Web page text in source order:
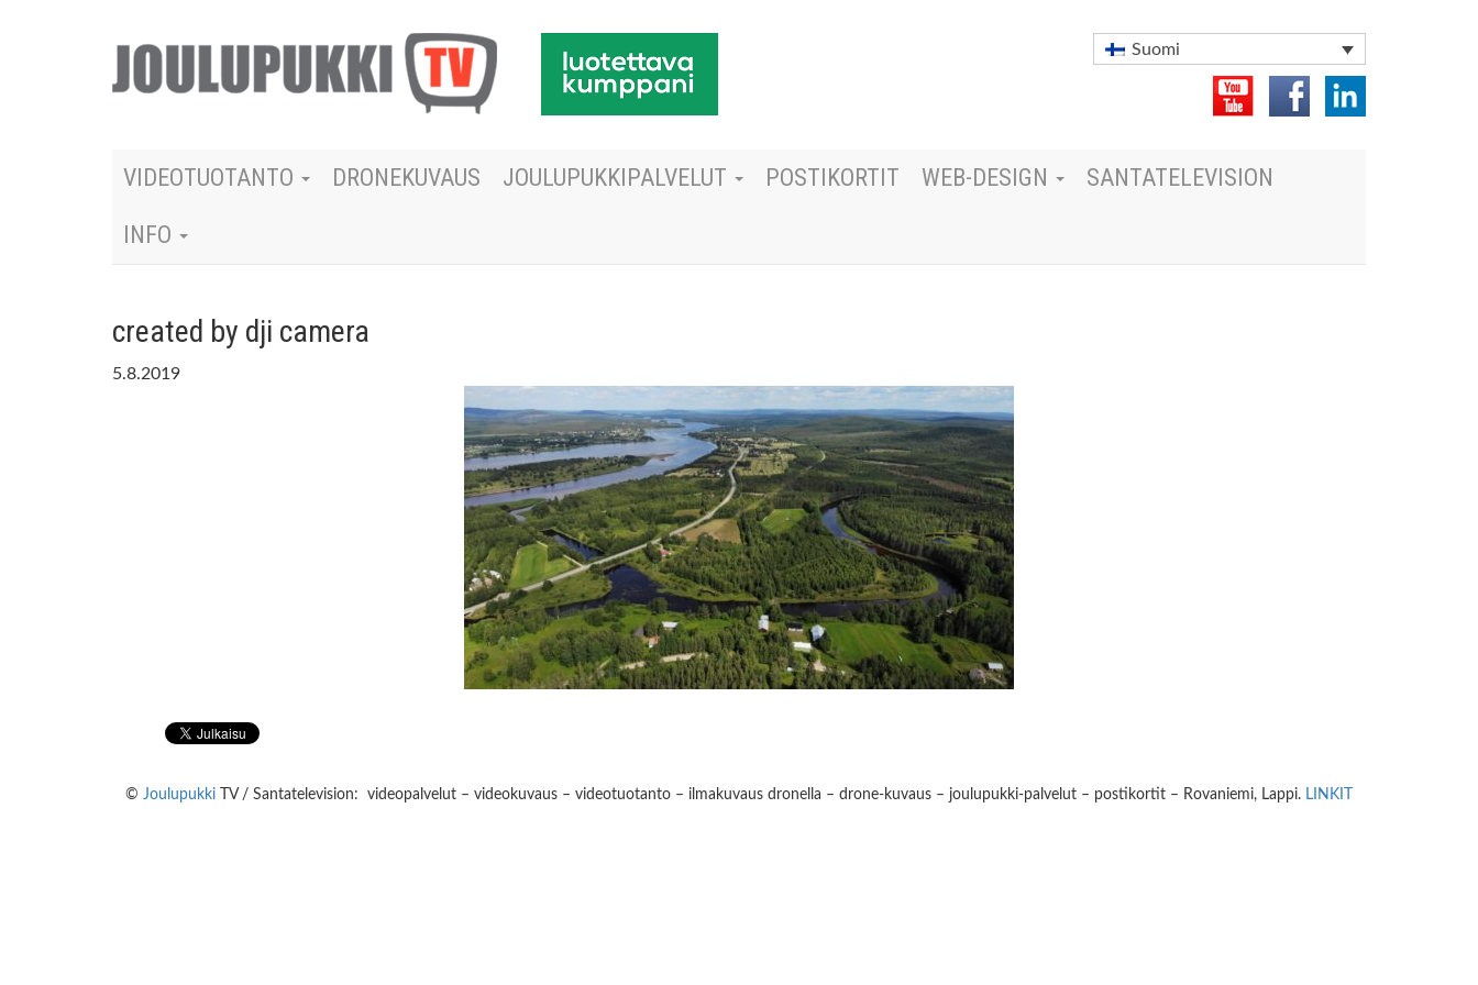
Suomi
VIDEOTUOTANTO DRONEKUVAUS JOULUPUKKIPALVELUT POSTIKORTIT WEB-DESIGN SANTATELEVISION
INFO
created by dji camera
5.8.2019
© Joulupukki TV / Santatelevision: videopalvelut – videokuvaus – videotuotanto – ilmakuvaus dronella – drone-kuvaus – joulupukki-palvelut – postikortit – Rovaniemi, Lappi. LINKIT